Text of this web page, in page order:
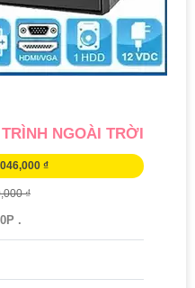
NGOÀI TRỜI
₫
₫
.